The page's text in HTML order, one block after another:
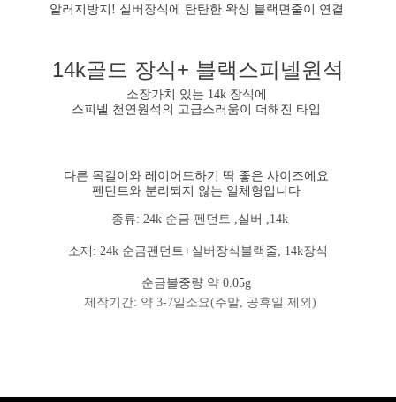
알러지방지! 실버장식에 탄탄한 왁싱 블랙면줄이 연결
14k골드 장식+ 블랙스피넬원석
소장가치 있는 14k 장식에
스피넬 천연원석의 고급스러움이 더해진 타입
다른 목걸이와 레이어드하기 딱 좋은 사이즈에요
펜던트와 분리되지 않는 일체형입니다
종류: 24k 순금 펜던트 ,실버 ,14k
소재: 24k 순금펜던트+실버장식블랙줄, 14k장식
순금볼중량 약 0.05g
제작기간: 약 3-7일소요(주말, 공휴일 제외)